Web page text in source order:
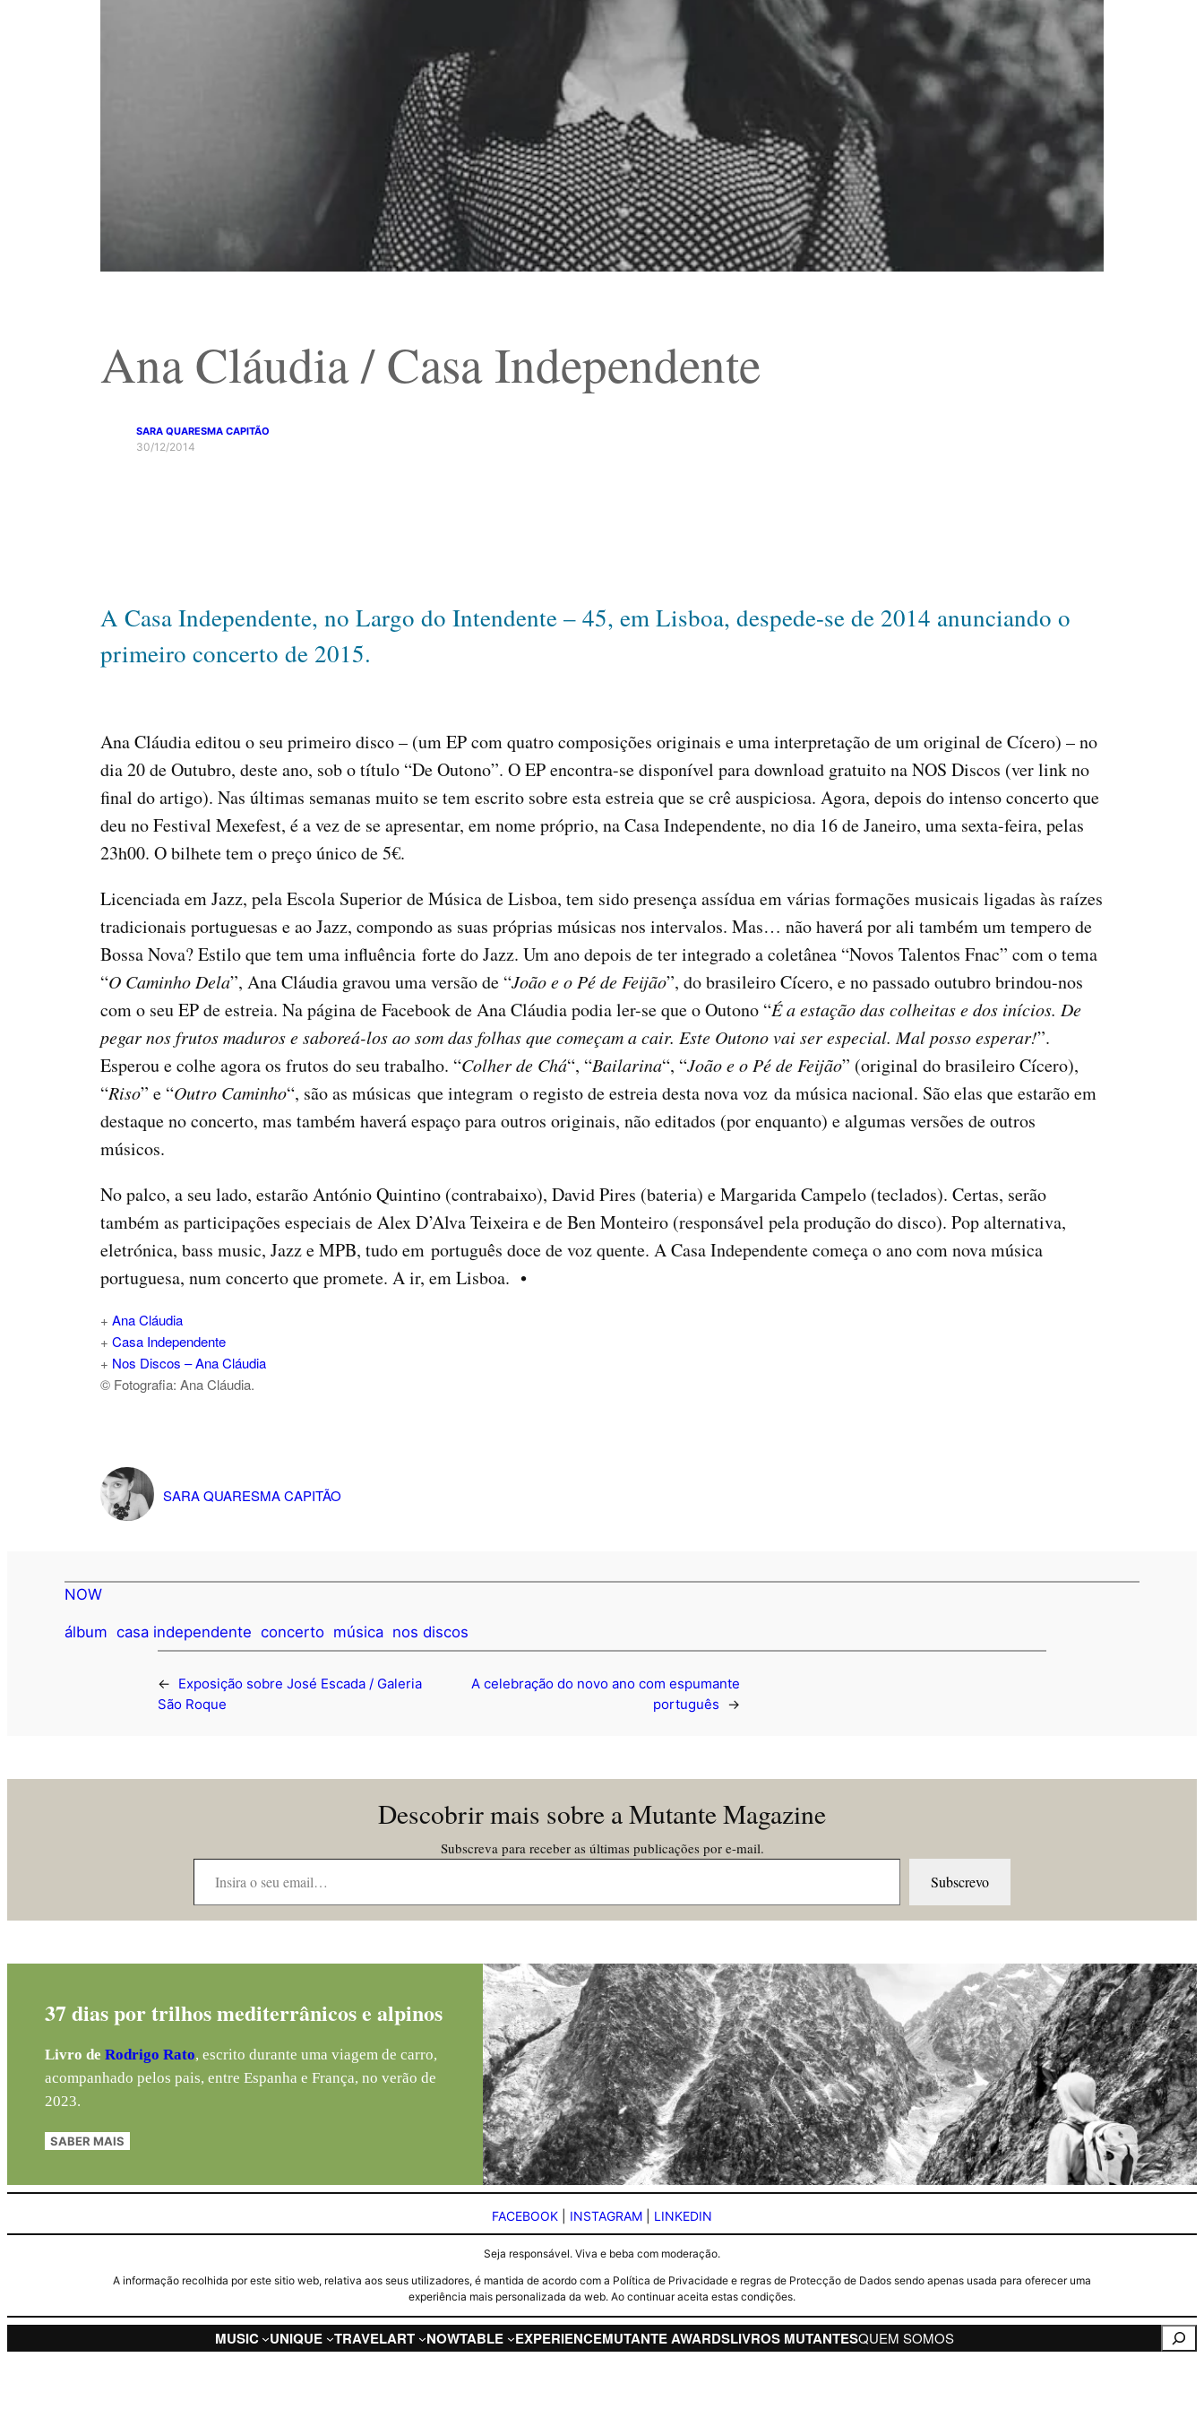
Ana Cláudia / Casa Independente
SARA QUARESMA CAPITÃO
30/12/2014
A Casa Independente, no Largo do Intendente – 45, em Lisboa, despede-se de 2014 anunciando o
primeiro concerto de 2015.
Ana Cláudia editou o seu primeiro disco – (um EP com quatro composições originais e uma interpretação de um original de Cícero) – no
dia 20 de Outubro, deste ano, sob o título “De Outono”. O EP encontra-se disponível para download gratuito na NOS Discos (ver link no
final do artigo). Nas últimas semanas muito se tem escrito sobre esta estreia que se crê auspiciosa. Agora, depois do intenso concerto que
deu no Festival Mexefest, é a vez de se apresentar, em nome próprio, na Casa Independente, no dia 16 de Janeiro, uma sexta-feira, pelas
23h00. O bilhete tem o preço único de 5€.
Licenciada em Jazz, pela Escola Superior de Música de Lisboa, tem sido presença assídua em várias formações musicais ligadas às raízes
tradicionais portuguesas e ao Jazz, compondo as suas próprias músicas nos intervalos. Mas… não haverá por ali também um tempero de
Bossa Nova? Estilo que tem uma influência forte do Jazz. Um ano depois de ter integrado a coletânea “Novos Talentos Fnac” com o tema
“O Caminho Dela”, Ana Cláudia gravou uma versão de “João e o Pé de Feijão”, do brasileiro Cícero, e no passado outubro brindou-nos
com o seu EP de estreia. Na página de Facebook de Ana Cláudia podia ler-se que o Outono “É a estação das colheitas e dos inícios. De
pegar nos frutos maduros e saboreá-los ao som das folhas que começam a cair. Este Outono vai ser especial. Mal posso esperar!”.
Esperou e colhe agora os frutos do seu trabalho. “Colher de Chá“, “Bailarina“, “João e o Pé de Feijão” (original do brasileiro Cícero),
“Riso” e “Outro Caminho“, são as músicas que integram o registo de estreia desta nova voz da música nacional. São elas que estarão em
destaque no concerto, mas também haverá espaço para outros originais, não editados (por enquanto) e algumas versões de outros
músicos.
No palco, a seu lado, estarão António Quintino (contrabaixo), David Pires (bateria) e Margarida Campelo (teclados). Certas, serão
também as participações especiais de Alex D’Alva Teixeira e de Ben Monteiro (responsável pela produção do disco). Pop alternativa,
eletrónica, bass music, Jazz e MPB, tudo em português doce de voz quente. A Casa Independente começa o ano com nova música
portuguesa, num concerto que promete. A ir, em Lisboa. •
+ Ana Cláudia
+ Casa Independente
+ Nos Discos – Ana Cláudia
© Fotografia: Ana Cláudia.
SARA QUARESMA CAPITÃO
NOW
álbum casa independente concerto música nos discos
← Exposição sobre José Escada / Galeria
São Roque
A celebração do novo ano com espumante
português →
Descobrir mais sobre a Mutante Magazine
Subscreva para receber as últimas publicações por e-mail.
Insira o seu email…
Subscrevo
37 dias por trilhos mediterrânicos e alpinos
Livro deRodrigo Rato, escrito durante uma viagem de carro,
acompanhado pelos pais, entre Espanha e França, no verão de
2023.
SABER MAIS
FACEBOOK INSTAGRAM LINKEDIN
Seja responsável. Viva e beba com moderação.
A informação recolhida por este sitio web, relativa aos seus utilizadores, é mantida de acordo com a Política de Privacidade e regras de Protecção de Dados sendo apenas usada para oferecer uma
experiência mais personalizada da web. Ao continuar aceita estas condições.
MUSIC UNIQUE TRAVELART NOWTABLE EXPERIENCEMUTANTE AWARDSLIVROS MUTANTESQUEM SOMOS